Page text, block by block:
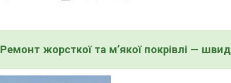
Ремонт жорсткої та м’якої покрівлі —